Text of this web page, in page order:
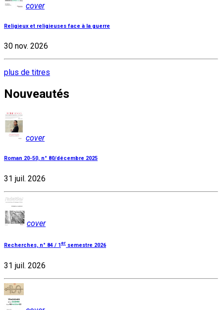
cover
Religieux et religieuses face à la guerre
30 nov. 2026
plus de titres
Nouveautés
cover
Roman 20-50, n° 80/décembre 2025
31 juil. 2026
cover
Recherches, n° 84 / 1er semestre 2026
31 juil. 2026